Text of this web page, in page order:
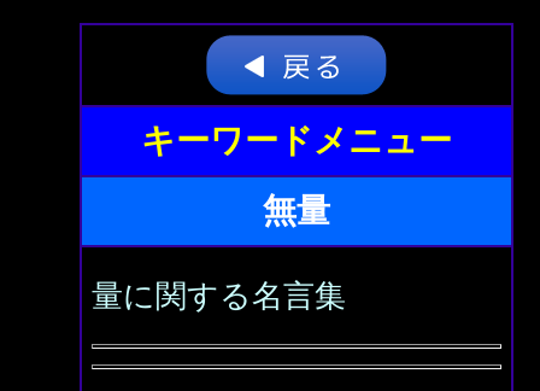
キーワードメニュー
無量
量に関する名言集